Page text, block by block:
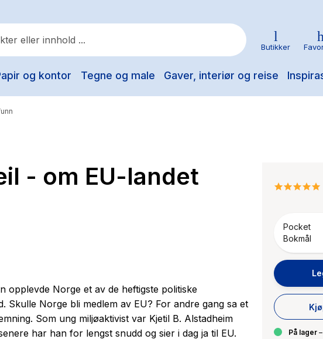
og kontor Tegne og male Gaver, interiør og reise
Butikker
- om EU-landet
5.0
Pocket
Bokmål
På lager
opplevde Norge et av de heftigste politiske
Skulle Norge bli medlem av EU? For andre gang sa et
Som ung miljøaktivist var Kjetil B. Alstadheim
har han for lengst snudd og sier i dag ja til EU.